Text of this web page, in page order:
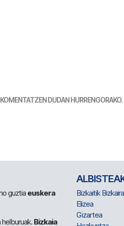
DUDAN HURRENGORAKO.
guztia euskera
Bizkaia
Bizkaitik Bizkaira
Elizea
Gizartea